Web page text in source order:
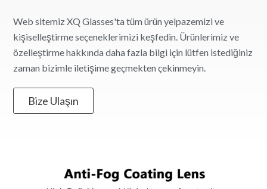
Web sitemiz XQ Glasses'ta tüm ürün yelpazemizi ve
kişiselleştirme seçeneklerimizi keşfedin. Ürünlerimiz ve
özelleştirme hakkında daha fazla bilgi için lütfen istediğiniz
zaman bizimle iletişime geçmekten çekinmeyin.
Bize Ulaşın